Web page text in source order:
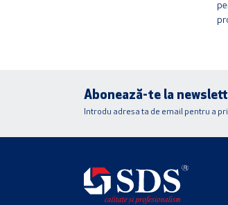
Abonează-te la
Introdu adresa ta de email pentru a